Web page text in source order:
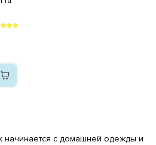
начинается с домашней одежды и